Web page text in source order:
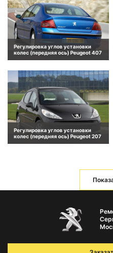
Регулировка углов установки
колес (передняя ось) Peugeot 407
Регулировка углов установки
колес (передняя ось) Peugeot 207